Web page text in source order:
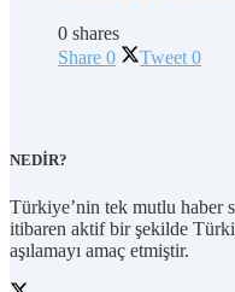
0 shares
Share 0 Tweet 0
NEDİR?
Türkiye’nin tek mutlu haber
itibaren aktif bir şekilde
aşılamayı amaç etmiştir.